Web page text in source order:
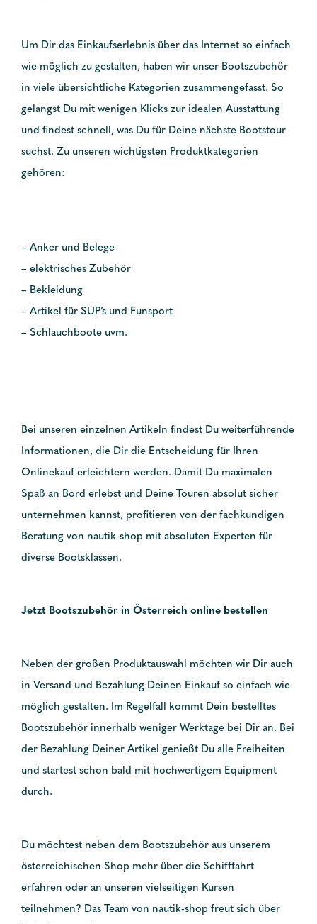
Um Dir das Einkaufserlebnis über das Internet so einfach
wie möglich zu gestalten, haben wir unser Bootszubehör
in viele übersichtliche Kategorien zusammengefasst. So
gelangst Du mit wenigen Klicks zur idealen Ausstattung
und findest schnell, was Du für Deine nächste Bootstour
suchst. Zu unseren wichtigsten Produktkategorien
gehören:
– Anker und Belege
– elektrisches Zubehör
– Bekleidung
– Artikel für SUP’s und Funsport
– Schlauchboote uvm.
Bei unseren einzelnen Artikeln findest Du weiterführende
Informationen, die Dir die Entscheidung für Ihren
Onlinekauf erleichtern werden. Damit Du maximalen
Spaß an Bord erlebst und Deine Touren absolut sicher
unternehmen kannst, profitieren von der fachkundigen
Beratung von nautik-shop mit absoluten Experten für
diverse Bootsklassen.
Jetzt Bootszubehör in Österreich online bestellen
Neben der großen Produktauswahl möchten wir Dir auch
in Versand und Bezahlung Deinen Einkauf so einfach wie
möglich gestalten. Im Regelfall kommt Dein bestelltes
Bootszubehör innerhalb weniger Werktage bei Dir an. Bei
der Bezahlung Deiner Artikel genießt Du alle Freiheiten
und startest schon bald mit hochwertigem Equipment
durch.
Du möchtest neben dem Bootszubehör aus unserem
österreichischen Shop mehr über die Schifffahrt
erfahren oder an unseren vielseitigen Kursen
teilnehmen? Das Team von nautik-shop freut sich über